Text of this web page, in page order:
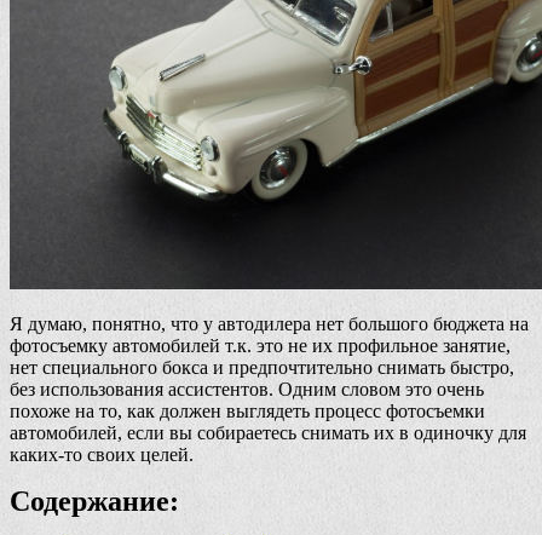
Я думаю, понятно, что у автодилера нет большого бюджета на
фотосъемку автомобилей т.к. это не их профильное занятие,
нет специального бокса и предпочтительно снимать быстро,
без использования ассистентов. Одним словом это очень
похоже на то, как должен выглядеть процесс фотосъемки
автомобилей, если вы собираетесь снимать их в одиночку для
каких-то своих целей.
Содержание: